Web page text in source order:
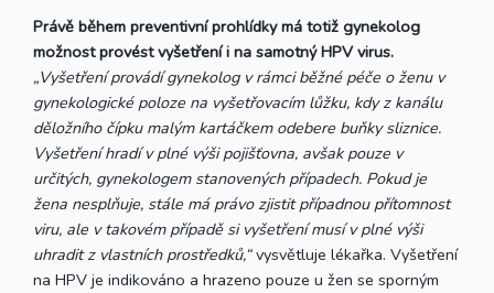
Právě během preventivní prohlídky má totiž gynekolog
možnost provést vyšetření i na samotný HPV virus.
„Vyšetření provádí gynekolog v rámci běžné péče o ženu v
gynekologické poloze na vyšetřovacím lůžku, kdy z kanálu
děložního čípku malým kartáčkem odebere buňky sliznice.
Vyšetření hradí v plné výši pojišťovna, avšak pouze v
určitých, gynekologem stanovených případech. Pokud je
žena nesplňuje, stále má právo zjistit případnou přítomnost
viru, ale v takovém případě si vyšetření musí v plné výši
uhradit z vlastních prostředků,“vysvětluje lékařka. Vyšetření
na HPV je indikováno a hrazeno pouze u žen se sporným